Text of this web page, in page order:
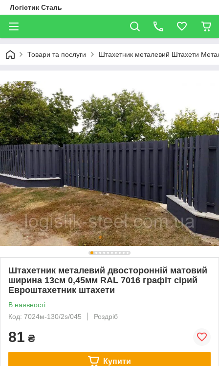
Логістик Сталь
Товари та послуги Штахетник металевий Штахети
Штахетник металевий двосторонній матовий
ширина 13см 0,45мм RAL 7016 графіт сірий
Евроштахетник штахети
В наявності
Код: 7024м-130/2s/045
Роздріб
81 ₴
Купити